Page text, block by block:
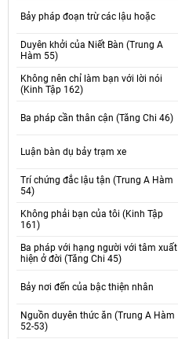
Bảy pháp đoạn trừ các lậu hoặc
Duyên khởi của Niết Bàn (Trung A
Hàm 55)
Không nên chỉ làm bạn với lời nói
(Kinh Tập 162)
Ba pháp cần thân cận (Tăng Chi 46)
Luận bàn dụ bảy trạm xe
Trí chứng đắc lậu tận (Trung A Hàm
54)
Không phải bạn của tôi (Kinh Tập
161)
Ba pháp với hạng người với tâm xuất
hiện ở đời (Tăng Chi 45)
Bảy nơi đến của bậc thiện nhân
Nguồn duyên thức ăn (Trung A Hàm
52-53)